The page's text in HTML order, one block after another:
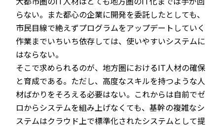
らない。また都心の企業に開発を委託したとしても、
市民目線で絶えずプログラムをアップデートしていく
作業までいちいち依存しては、使いやすいシステムに
はならない。
そこで求められるのが、地方圏におけるIT人材の確保
と育成である。ただし、高度なスキルを持つような人
材ばかりをそろえる必要はない。これからは自前でゼ
ロからシステムを組み上げなくても、基幹の複雑なシ
ステムはクラウド上で標準化されたシステムとして提